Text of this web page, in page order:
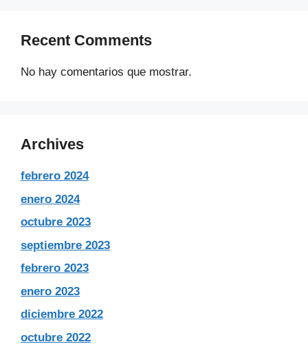
Recent Comments
No hay comentarios que mostrar.
Archives
febrero 2024
enero 2024
octubre 2023
septiembre 2023
febrero 2023
enero 2023
diciembre 2022
octubre 2022